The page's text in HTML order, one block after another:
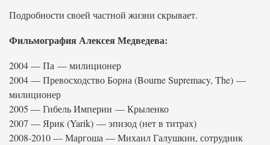
Подробности своей частной жизни скрывает.
Фильмография Алексея Медведева:
2004 — Па — милиционер
2004 — Превосходство Борна (Bourne Supremacy, The) —
милиционер
2005 — Гибель Империи — Крыленко
2007 — Ярик (Yarik) — эпизод (нет в титрах)
2008-2010 — Маргоша — Михаил Галушкин, сотрудник